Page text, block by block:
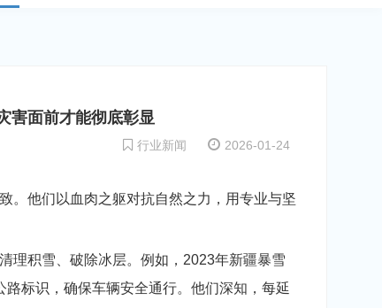
害面前才能彻底彰显
行业新闻 2026-01-24
他们以血肉之躯对抗自然之力，用专业与坚
积雪、破除冰层。例如，2023年新疆暴雪
标识，确保车辆安全通行。他们深知，每延